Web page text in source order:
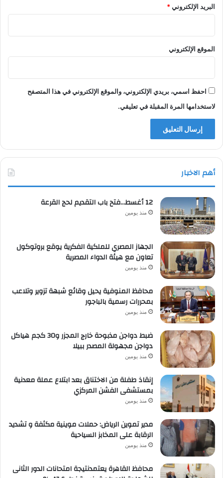
البريد الإلكتروني*
الموقع الإلكتروني
احفظ اسمي، بريدي الإلكتروني، والموقع الإلكتروني في هذا المتصفح
لاستخدامها المرة المقبلة في تعليقي.
أهم الاخبار
12 أغسط…فتح باب التقديم لحج القرعة
منذ يومين
الجهاز المصري للملكية الفكرية يوقع بروتوكول
تعاون مع هيئة الدواء المصرية
منذ يومين
محافظ المنوفية يحيل وقائع شبهة تزوير وتلاعب
بمحررات رسمية بالباجور
منذ يومين
ضبط دواجن مذبوحة خارج المجزر و30 كجم هياكل
دواجن مجهولة المصدر ببيلا
منذ يومين
إنقاذ طفلة من الاختناق بعد ابتلاع عملة معدنية
بمستشفى الفشن المركزي
منذ يومين
مدير تموين الرياض: حملات موينية مكثفة و تشديد
الرقابة على المخابز السياحية
منذ يومين
محافظ القاهرة يعتمدنتيجة امتحانات الدور الثانى